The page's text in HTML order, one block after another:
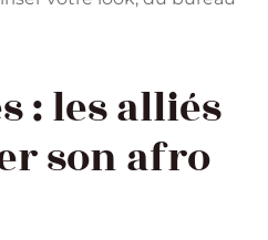
: les alliés
son afro